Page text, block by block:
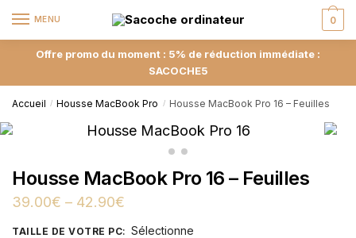
MENU 0
Offre promo du moment : 5% de réduction immédiate :
SACOCHE5
Accueil / Housse MacBook Pro / Housse MacBook Pro 16 – Feuilles
Housse MacBook Pro 16 – Feuilles
39.00€ – 42.90€
TAILLE DE VOTRE PC: Sélectionne